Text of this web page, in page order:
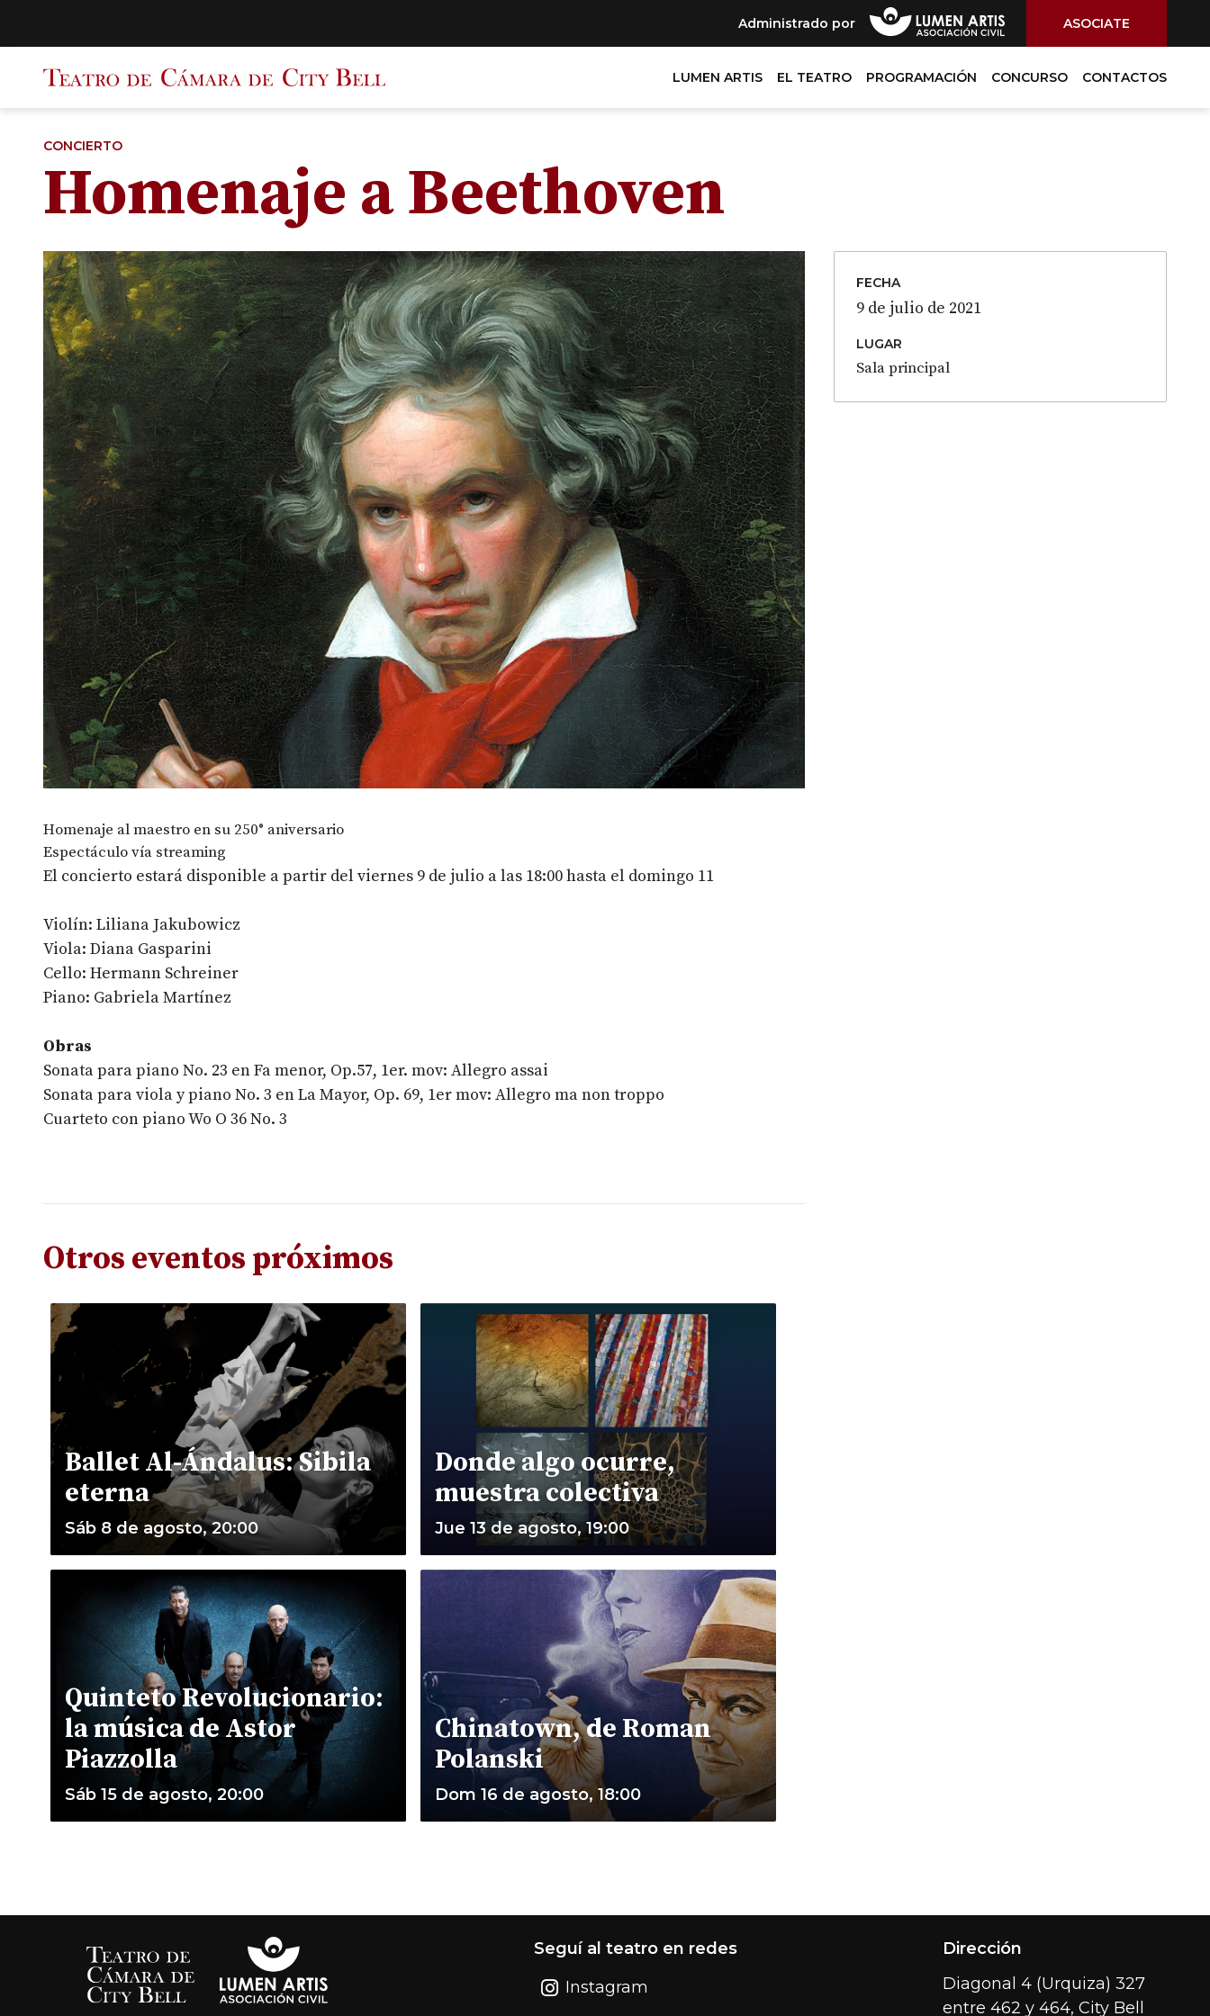
Administrado por ASOCIATE
contenido
LUMEN ARTIS EL TEATRO PROGRAMACIÓN CONCURSO CONTACTOS
CONCIERTO
Homenaje a Beethoven
Homenaje al maestro en su 250° aniversario
Espectáculo vía streaming
El concierto estará disponible a partir del viernes 9 de julio a las 18:00 hasta el domingo 11
Violín: Liliana Jakubowicz
Viola: Diana Gasparini
Cello: Hermann Schreiner
Piano: Gabriela Martínez
Obras
Sonata para piano No. 23 en Fa menor, Op.57, 1er. mov: Allegro assai
Sonata para viola y piano No. 3 en La Mayor, Op. 69, 1er mov: Allegro ma non troppo
Cuarteto con piano Wo O 36 No. 3
Otros eventos próximos
Ballet Al-Ándalus: Sibila
eterna
Sáb 8 de agosto, 20:00
Donde algo ocurre,
muestra colectiva
Jue 13 de agosto, 19:00
Quinteto Revolucionario:
la música de Astor
Piazzolla
Sáb 15 de agosto, 20:00
Chinatown, de Roman
Polanski
Dom 16 de agosto, 18:00
FECHA
9 de julio de 2021
LUGAR
Sala principal
Seguí al teatro en redes
Instagram
Dirección
Diagonal 4 (Urquiza) 327
entre 462 y 464, City Bell